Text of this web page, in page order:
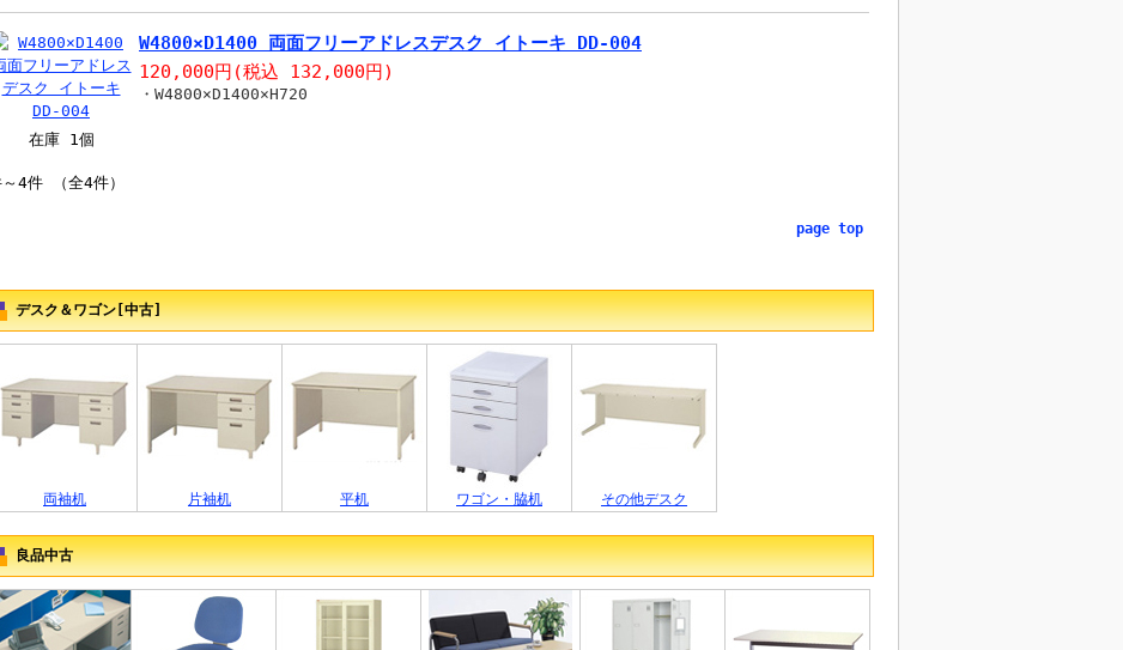
在庫 1個
W4800×D1400 両面フリーアドレスデスク イトーキ DD-004
120,000円 (税込 132,000円)
・W4800×D1400×H720
4件 （全4件）
page top
デスク＆ワゴン[中古]
両袖机 片袖机 平机 ワゴン・脇机 その他デスク
良品中古